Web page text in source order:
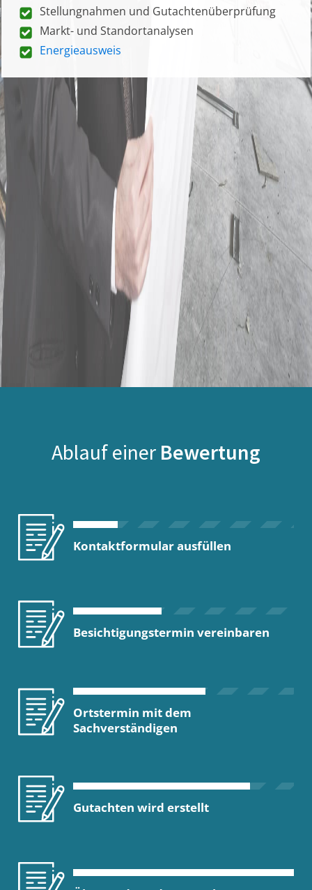
Stellungnahmen und Gutachtenüberprüfung
Markt- und Standortanalysen
Energieausweis
Ablauf einer Bewertung
Kontaktformular ausfüllen
Besichtigungstermin vereinbaren
Ortstermin mit dem
Sachverständigen
Gutachten wird erstellt